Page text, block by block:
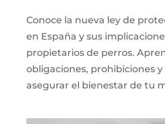
Conoce la nueva ley de
en España y sus
propietarios de perros.
obligaciones, prohibiciones
asegurar el bienestar de tu